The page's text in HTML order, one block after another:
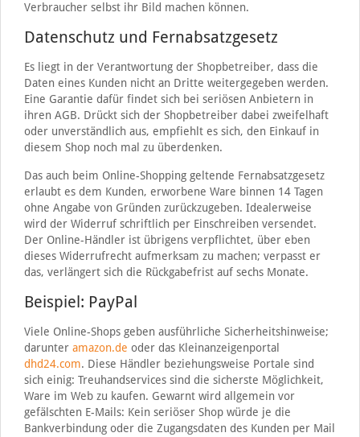
Verbraucher selbst ihr Bild machen können.
Datenschutz und Fernabsatzgesetz
Es liegt in der Verantwortung der Shopbetreiber, dass die
Daten eines Kunden nicht an Dritte weitergegeben werden.
Eine Garantie dafür findet sich bei seriösen Anbietern in
ihren AGB. Drückt sich der Shopbetreiber dabei zweifelhaft
oder unverständlich aus, empfiehlt es sich, den Einkauf in
diesem Shop noch mal zu überdenken.
Das auch beim Online-Shopping geltende Fernabsatzgesetz
erlaubt es dem Kunden, erworbene Ware binnen 14 Tagen
ohne Angabe von Gründen zurückzugeben. Idealerweise
wird der Widerruf schriftlich per Einschreiben versendet.
Der Online-Händler ist übrigens verpflichtet, über eben
dieses Widerrufrecht aufmerksam zu machen; verpasst er
das, verlängert sich die Rückgabefrist auf sechs Monate.
Beispiel: PayPal
Viele Online-Shops geben ausführliche Sicherheitshinweise;
darunter amazon.de oder das Kleinanzeigenportal
dhd24.com. Diese Händler beziehungsweise Portale sind
sich einig: Treuhandservices sind die sicherste Möglichkeit,
Ware im Web zu kaufen. Gewarnt wird allgemein vor
gefälschten E-Mails: Kein seriöser Shop würde je die
Bankverbindung oder die Zugangsdaten des Kunden per Mail